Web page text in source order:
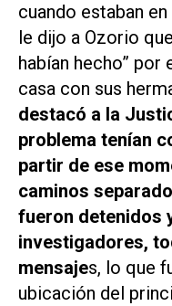
cuando estaban en
le dijo a Ozorio
habían hecho” por
casa con sus
destacó a la
problema tenían
partir de ese
caminos
fueron detenidos
investigadores,
mensajes, lo que
ubicación del